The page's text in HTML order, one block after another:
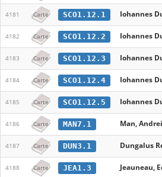
4181 Carte SCO1.12.1 Iohannes
4182 Carte SCO1.12.2 Iohannes
4183 Carte SCO1.12.3 Iohannes
4184 Carte SCO1.12.4 Iohannes
4185 Carte SCO1.12.5 Iohannes
4186 Carte MAN7.1 Man,
4187 Carte DUN3.1 Dungalus
4188 Carte JEA1.3 Jeauneau,